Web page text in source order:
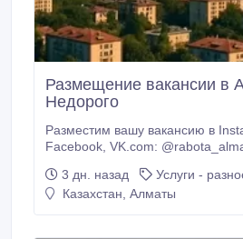
Размещение вакансии в
Недорого
Разместим вашу вакансию в Instagram,
Facebook, VK.com: @rabota_almaty.kz с более 140
аккаунте..
3 дн. назад
Услуги -
Казахстан, Алматы